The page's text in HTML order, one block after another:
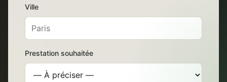
Ville
Prestation souhaitée